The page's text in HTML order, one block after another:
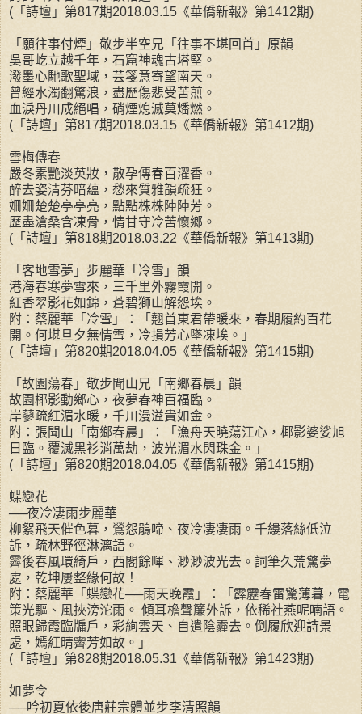
(「詩壇」第817期2018.03.15《華僑新報》第1412期)
「願往事付煙」敬步半空兄「往事不堪回首」原韻
吳哥屹立越千年，石窟神魂古塔堅。
潑墨心馳歌聖域，芸箋意寄望南天。
曾經水濁翻驚浪，盡歷傷悲受苦煎。
血淚丹川成絕唱，硝煙熄滅莫燔燃。
(「詩壇」第817期2018.03.15《華僑新報》第1412期)
雪梅傳春
嚴冬素艷淡英妝，散孕傳春百濯香。
醉去姿清芬暗蘊，愁來質雅韻疏狂。
姍姍楚楚亭亭亮，點點株株陣陣芳。
歷盡滄桑含凍骨，情甘守冷苦懷鄉。
(「詩壇」第818期2018.03.22《華僑新報》第1413期)
「客地雪夢」步麗華「冷雪」韻
港海春寒夢雪來，三千里外霧霞開。
紅香翠影花如錦，蒼碧獅山解怨埃。
附：蔡麗華「冷雪」：「翹首東君帶暖來，春期履約百花
開。何堪旦夕無情雪，冷損芳心墜凍埃。」
(「詩壇」第820期2018.04.05《華僑新報》第1415期)
「故園蕩春」敬步聞山兄「南鄉春晨」韻
故園椰影動鄉心，夜夢春神百福臨。
岸蓼疏紅湄水暖，千川漫溢貴如金。
附：張聞山「南鄉春晨」：「漁舟天曉蕩江心，椰影婆娑旭
日臨。覆滅黑衫消萬劫，波光湄水閃珠金。」
(「詩壇」第820期2018.04.05《華僑新報》第1415期)
蝶戀花
──夜冷凄雨步麗華
柳絮飛天催色暮，鶯怨鵑啼、夜冷凄凄雨。千縷落絲低泣
訴，疏林野徑淋漓語。
霽後春風環綺戶，西閣餘暉、渺渺波光去。詞筆久荒驚夢
處，乾坤屢整緣何故！
附：蔡麗華「蝶戀花──雨天晚霞」：「霹靂春雷驚薄暮，電
策光驅、風挾滂沱雨。 傾耳檐聲簾外訴，依稀社燕呢喃語。
照眼歸霞臨牖戶，彩絢雲天、自遣陰霾去。倒履欣迎詩景
處，嫣紅晴霽芳如故。」
(「詩壇」第828期2018.05.31《華僑新報》第1423期)
如夢令
──吟初夏依後唐莊宗體並步李清照韻